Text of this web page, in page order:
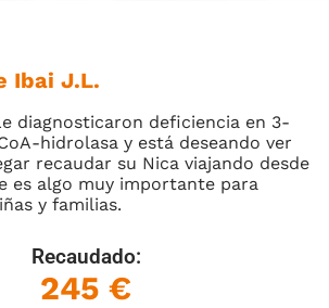
Ibai J.L.
diagnosticaron deficiencia en 3-
hidrolasa y está deseando ver
recaudar su Nica viajando desde
es algo muy importante para
y familias.
Recaudado:
245 €